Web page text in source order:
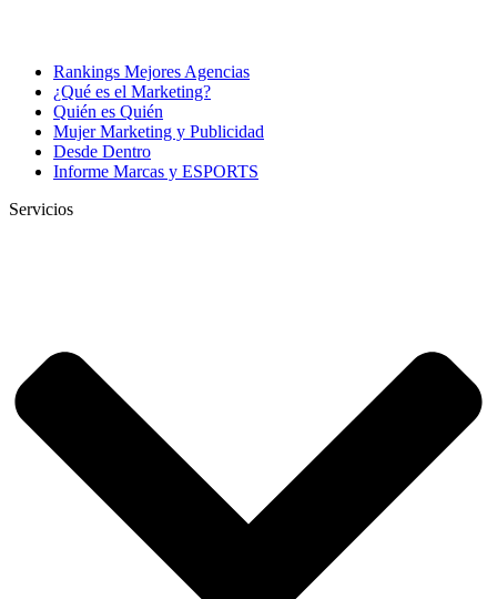
Rankings Mejores Agencias
¿Qué es el Marketing?
Quién es Quién
Mujer Marketing y Publicidad
Desde Dentro
Informe Marcas y ESPORTS
Servicios